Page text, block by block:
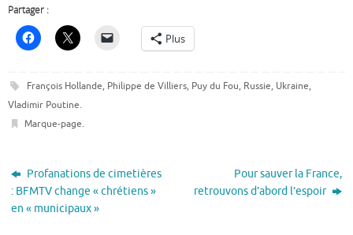
Partager :
Plus
François Hollande, Philippe de Villiers, Puy du Fou, Russie, Ukraine,
Vladimir Poutine.
Marque-page.
Profanations de cimetières
: BFMTV change « chrétiens »
en « municipaux »
Pour sauver la France,
retrouvons d’abord l’espoir